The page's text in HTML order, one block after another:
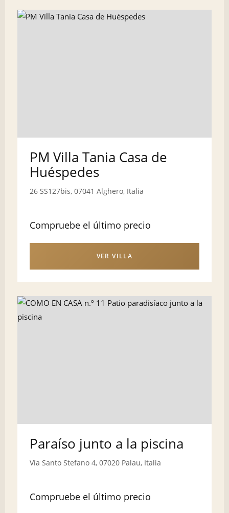
PM Villa Tania Casa de
Huéspedes
26 SS127bis, 07041 Alghero, Italia
Compruebe el último precio
VER VILLA
Paraíso junto a la piscina
Vía Santo Stefano 4, 07020 Palau, Italia
Compruebe el último precio